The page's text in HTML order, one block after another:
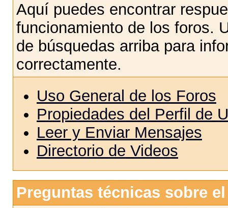
Aquí puedes encontrar
funcionamiento de los foros.
de búsquedas arriba para
correctamente.
Uso General de los Foros
Propiedades del Perfil de
Leer y Enviar Mensajes
Directorio de Videos
Preguntas técnicas sobre